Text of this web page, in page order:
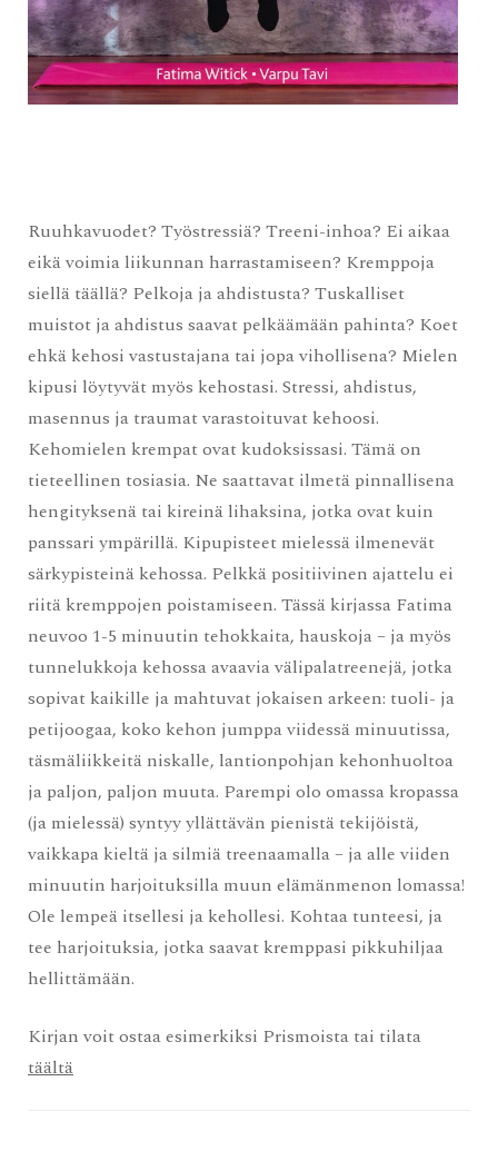
Ruuhkavuodet? Työstressiä? Treeni-inhoa? Ei aikaa
eikä voimia liikunnan harrastamiseen? Kremppoja
siellä täällä? Pelkoja ja ahdistusta? Tuskalliset
muistot ja ahdistus saavat pelkäämään pahinta? Koet
ehkä kehosi vastustajana tai jopa vihollisena? Mielen
kipusi löytyvät myös kehostasi. Stressi, ahdistus,
masennus ja traumat varastoituvat kehoosi.
Kehomielen krempat ovat kudoksissasi. Tämä on
tieteellinen tosiasia. Ne saattavat ilmetä pinnallisena
hengityksenä tai kireinä lihaksina, jotka ovat kuin
panssari ympärillä. Kipupisteet mielessä ilmenevät
särkypisteinä kehossa. Pelkkä positiivinen ajattelu ei
riitä kremppojen poistamiseen. Tässä kirjassa Fatima
neuvoo 1-5 minuutin tehokkaita, hauskoja – ja myös
tunnelukkoja kehossa avaavia välipalatreenejä, jotka
sopivat kaikille ja mahtuvat jokaisen arkeen: tuoli- ja
petijoogaa, koko kehon jumppa viidessä minuutissa,
täsmäliikkeitä niskalle, lantionpohjan kehonhuoltoa
ja paljon, paljon muuta. Parempi olo omassa kropassa
(ja mielessä) syntyy yllättävän pienistä tekijöistä,
vaikkapa kieltä ja silmiä treenaamalla – ja alle viiden
minuutin harjoituksilla muun elämänmenon lomassa!
Ole lempeä itsellesi ja kehollesi. Kohtaa tunteesi, ja
tee harjoituksia, jotka saavat kremppasi pikkuhiljaa
hellittämään.
Kirjan voit ostaa esimerkiksi Prismoista tai tilata
täältä